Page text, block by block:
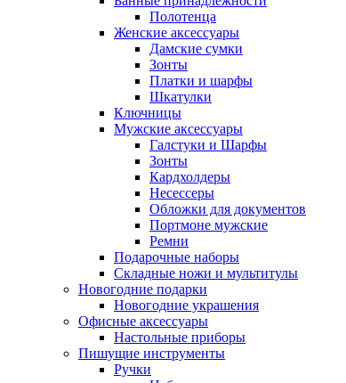
Полотенца
Женские аксессуары
Дамские сумки
Зонты
Платки и шарфы
Шкатулки
Ключницы
Мужские аксессуары
Галстуки и Шарфы
Зонты
Кардхолдеры
Несессеры
Обложки для документов
Портмоне мужские
Ремни
Подарочные наборы
Складные ножи и мультитулы
Новогодние подарки
Новогодние украшения
Офисные аксессуары
Настольные приборы
Пишущие инструменты
Ручки